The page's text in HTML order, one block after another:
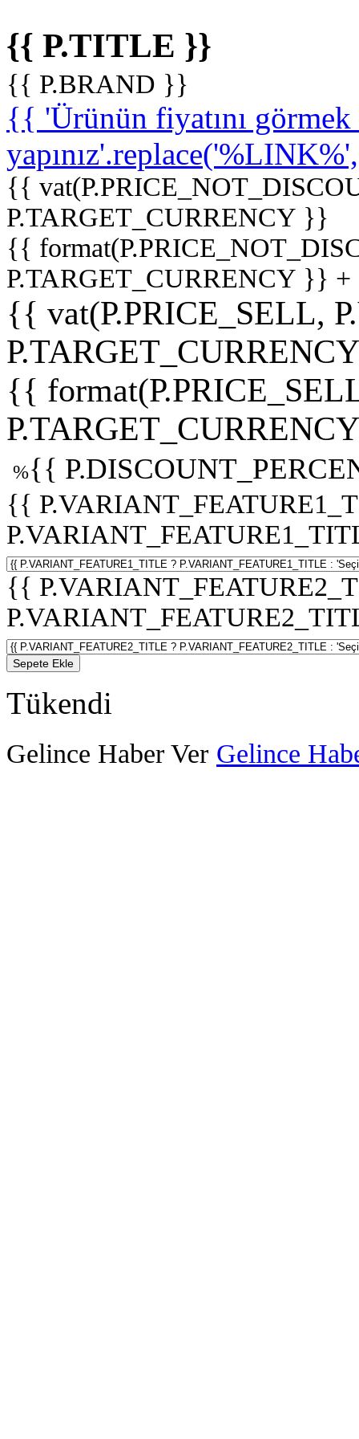
{{ P.TITLE }}
{{ P.BRAND }}
{{ 'Ürünün fiyatını
{{
P.TARGET_CURRENCY }}
{{
P.TARGET_CURRENCY }}
{{ vat(P.PRICE_SELL,
{{
%{{
{{
{{
Sepete Ekle
Tükendi
Gelince Haber Ver Gelince